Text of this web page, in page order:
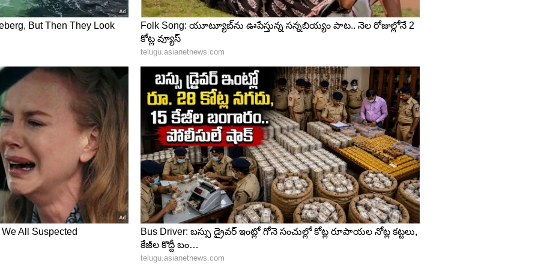
ఏడిపించేశాము. షాట్ అయ్యాక సోనాలీ వచ్చి... డైరెక్టర్
తెలుసు అన్నదట.